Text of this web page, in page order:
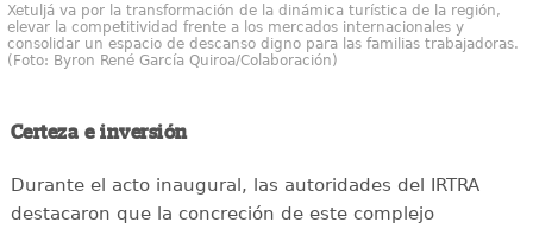
Xetuljá va por la transformación de la dinámica turística de la región,
elevar la competitividad frente a los mercados internacionales y
consolidar un espacio de descanso digno para las familias trabajadoras.
(Foto: Byron René García Quiroa/Colaboración)
Certeza e inversión
Durante el acto inaugural, las autoridades del IRTRA
destacaron que la concreción de este complejo